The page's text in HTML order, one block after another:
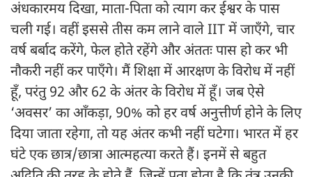
अंधकारमय दिखा, माता-पिता को त्याग कर ईश्वर के पास
चली गई। वहीं इससे तीस कम लाने वाले IIT में जाएँगे, चार
वर्ष बर्बाद करेंगे, फेल होते रहेंगे और अंततः पास हो कर भी
नौकरी नहीं कर पाएँगे। मैं शिक्षा में आरक्षण के विरोध में नहीं
हूँ, परंतु 92 और 62 के अंतर के विरोध में हूँ। जब ऐसे
‘अवसर’ का आँकड़ा, 90% को हर वर्ष अनुत्तीर्ण होने के लिए
दिया जाता रहेगा, तो यह अंतर कभी नहीं घटेगा। भारत में हर
घंटे एक छात्र/छात्रा आत्महत्या करते हैं। इनमें से बहुत